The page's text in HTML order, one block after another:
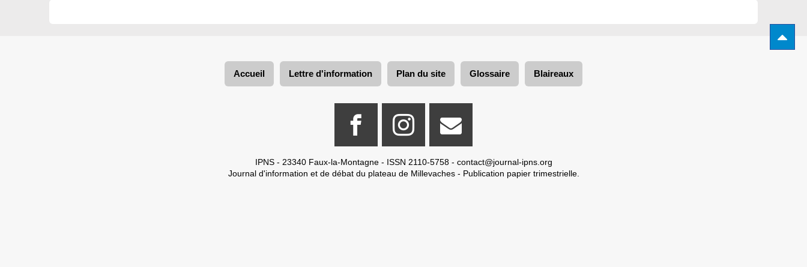
Accueil Lettre d'information Plan du site Glossaire Blaireaux
IPNS - 23340 Faux-la-Montagne - ISSN 2110-5758 - contact@journal-ipns.org
Journal d'information et de débat du plateau de Millevaches - Publication papier trimestrielle.